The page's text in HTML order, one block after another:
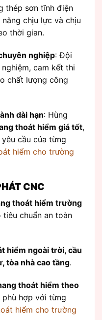
thép sơn tĩnh điện
chịu lực và chịu
thời gian.
nghiệp: Đội
cam kết thi
chất lượng công
dài hạn: Hùng
thoát hiểm giá tốt,
cầu của từng
hiểm cho trường
CNC
thoát hiểm trường
tiêu chuẩn an toàn
hiểm ngoài trời, cầu
tòa nhà cao tầng.
thoát hiểm theo
phù hợp với từng
hiểm cho trường